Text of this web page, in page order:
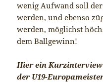
wenig Aufwand soll
werden, und ebenso
werden, möglichst
dem Ballgewinn!
Hier ein
der U19-